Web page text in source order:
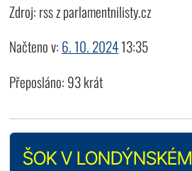
Zdroj: rss z parlamentnilisty.cz
Načteno v: 6. 10. 202413:35
Přeposláno: 93 krát
ŠOK V LONDÝNSKÉM